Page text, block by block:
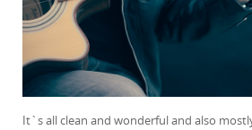
It`s all clean and wonderful and also